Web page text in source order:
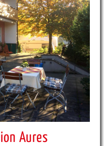
Aures